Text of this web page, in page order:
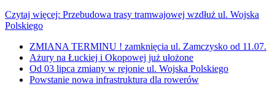
Czytaj więcej: Przebudowa trasy tramwajowej wzdłuż ul. Wojska
Polskiego
ZMIANA TERMINU ! zamknięcia ul. Zamczysko od 11.07.
Ażury na Łuckiej i Okopowej już ułożone
Od 03 lipca zmiany w rejonie ul. Wojska Polskiego
Powstanie nowa infrastruktura dla rowerów